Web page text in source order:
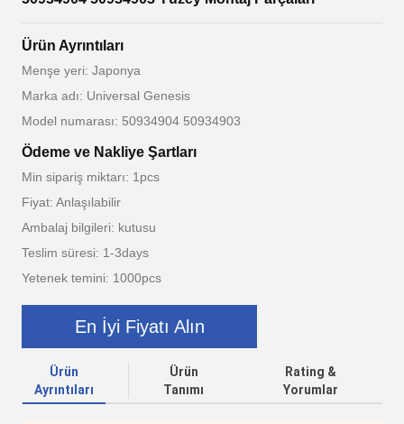
Ürün Ayrıntıları
Menşe yeri: Japonya
Marka adı: Universal Genesis
Model numarası: 50934904 50934903
Ödeme ve Nakliye Şartları
Min sipariş miktarı: 1pcs
Fiyat: Anlaşılabilir
Ambalaj bilgileri: kutusu
Teslim süresi: 1-3days
Yetenek temini: 1000pcs
En İyi Fiyatı Alın
Ürün
Ayrıntıları
Ürün
Tanımı
Rating &
Yorumlar